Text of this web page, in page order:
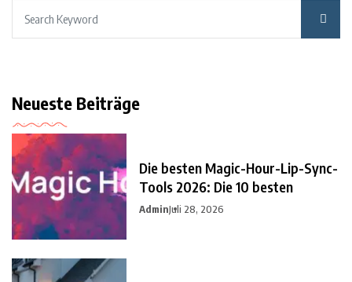
Neueste Beiträge
Die besten Magic-Hour-Lip-Sync-
Tools 2026: Die 10 besten
AdminJuli 28, 2026